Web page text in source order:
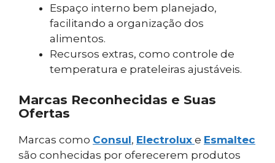
Espaço interno bem planejado,
facilitando a organização dos
alimentos.
Recursos extras, como controle de
temperatura e prateleiras ajustáveis.
Marcas Reconhecidas e Suas
Ofertas
Marcas como Consul, Electrolux e Esmaltec
são conhecidas por oferecerem produtos